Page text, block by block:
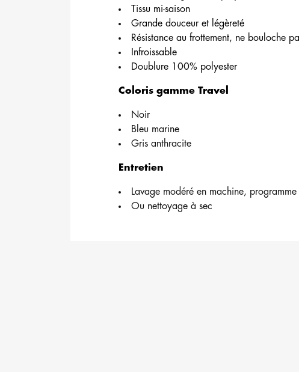
Tissu mi-saison
Grande douceur et légèreté
Résistance au frottement, ne bouloche
Infroissable
Doublure 100% polyester
Coloris gamme Travel
Noir
Bleu marine
Gris anthracite
Entretien
Lavage modéré en machine,
Ou nettoyage à sec